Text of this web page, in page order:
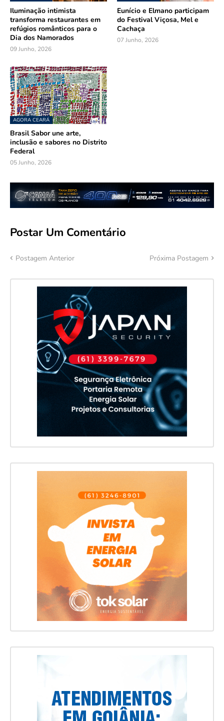
Iluminação intimista
transforma restaurantes em
refúgios românticos para o
Dia dos Namorados
09 Junho, 2026
Eunício e Elmano participam
do Festival Viçosa, Mel e
Cachaça
07 Junho, 2026
AGORA CEARÁ
Brasil Sabor une arte,
inclusão e sabores no Distrito
Federal
05 Junho, 2026
Postar Um Comentário
Postagem Anterior Próxima Postagem